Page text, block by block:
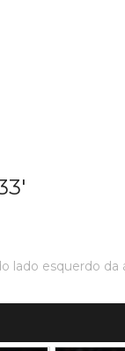
esquerdo da